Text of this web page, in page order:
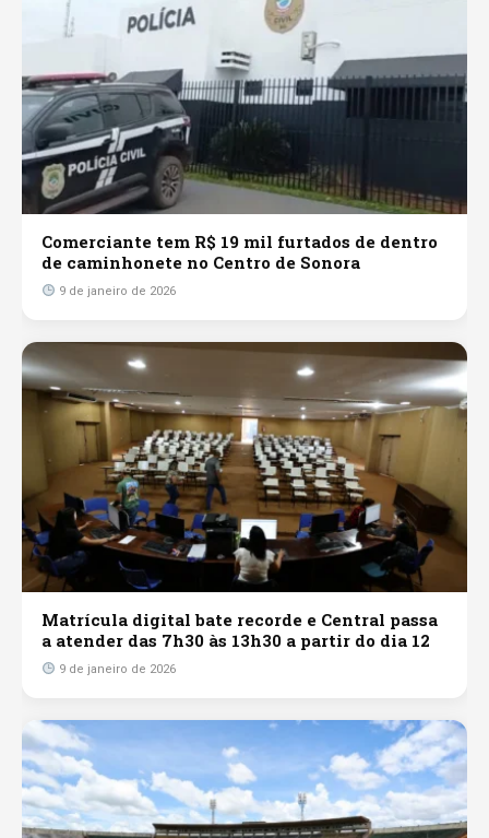
Comerciante tem R$ 19 mil furtados de dentro
de caminhonete no Centro de Sonora
9 de janeiro de 2026
Matrícula digital bate recorde e Central passa
a atender das 7h30 às 13h30 a partir do dia 12
9 de janeiro de 2026